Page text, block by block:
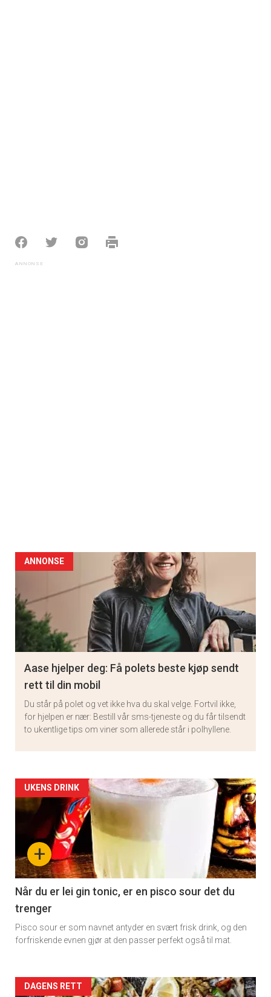
ANNONSE
Aase hjelper deg: Få polets beste kjøp sendt
rett til din mobil
Du står på polet og vet ikke hva du skal velge. Fortvil ikke,
for hjelpen er nær: Bestill vår sms-tjeneste og du får tilsendt
to ukentlige tips om viner som allerede står i polhyllene.
Artikler
detail
section
11
+
UKENS DRINK
Når du er lei gin tonic, er en pisco sour det du
trenger
Pisco sour er som navnet antyder en svært frisk drink, og den
forfriskende evnen gjør at den passer perfekt også til mat.
Artikler
DAGENS RETT